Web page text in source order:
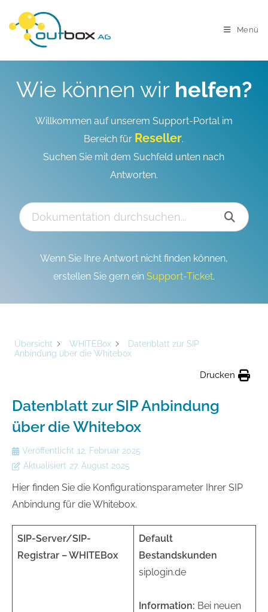
Menü
Wie können wir helfen?
Willkommen auf unserem Support-Portal im
Bereich für Reseller.
Suchen Sie mit dem Suchfeld unten nach
Antworten.
Wenn Sie Ihre Antwort nicht finden können,
erstellen Sie gern ein Support-Ticket.
Übersicht WHITEBox
Datenblatt zur SIP
Anbindung über die Whitebox
Drucken
Datenblatt zur SIP Anbindung
über die Whitebox
Veröffentlicht 12. Februar 2025
Aktualisiert 27. August 2025
Hier finden Sie die Konfigurationsparameter Ihrer SIP
Anbindung für die Whitebox.
SIP-Server/SIP-
Registrar – WHITEBox
Default
Bestandskunden
siplogin.de
Information: Bei neuen